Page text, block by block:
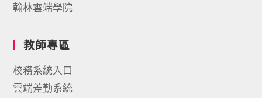
翰林雲端學院
教師專區
校務系統入口
雲端差勤系統